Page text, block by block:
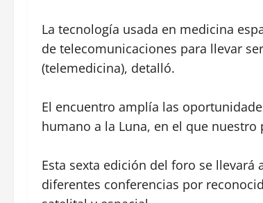
La tecnología usada en medicina
de telecomunicaciones para llevar
(telemedicina), detalló.
El encuentro amplía las
humano a la Luna, en el que
Esta sexta edición del foro se
diferentes conferencias por